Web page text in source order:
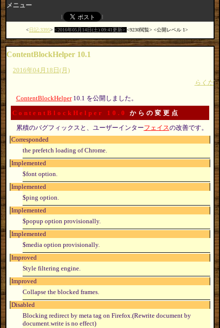
メニュー
日記:3395 2016年05月14日(土) 09:41更新 9230閲覧 公開レベル 1
ContentBlockHelper 10.1
2016年04月18日(月)
らくだ
ContentBlockHelper10.1 を公開しました。
ContentBlockHelper 10.0 からの変更点
累積のバグフィックスと、ユーザーインターフェイスの改善です。
Corresponded
the prefetch loading of Chrome.
Implemented
$font option.
Implemented
$ping option.
Implemented
$popup option provisionally.
Implemented
$media option provisionally.
Improved
Style filtering engine.
Improved
Collapse the blocked frames.
Disabled
Blocking redirect by meta tag on Firefox.(Rewrite document by
document.write is no effect)